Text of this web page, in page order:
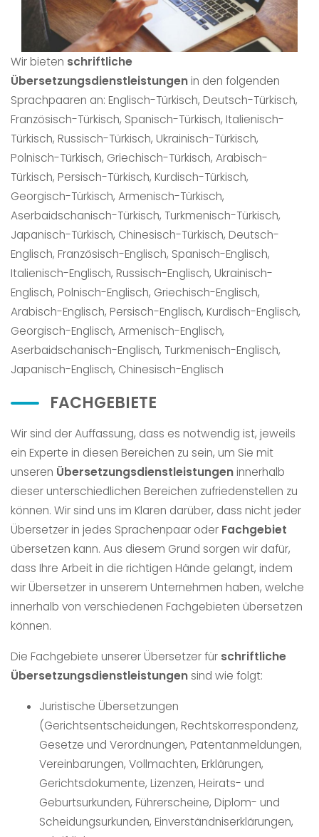
Wir bieten schriftliche
Übersetzungsdienstleistungen in den folgenden
Sprachpaaren an: Englisch-Türkisch, Deutsch-Türkisch,
Französisch-Türkisch, Spanisch-Türkisch, Italienisch-
Türkisch, Russisch-Türkisch, Ukrainisch-Türkisch,
Polnisch-Türkisch, Griechisch-Türkisch, Arabisch-
Türkisch, Persisch-Türkisch, Kurdisch-Türkisch,
Georgisch-Türkisch, Armenisch-Türkisch,
Aserbaidschanisch-Türkisch, Turkmenisch-Türkisch,
Japanisch-Türkisch, Chinesisch-Türkisch, Deutsch-
Englisch, Französisch-Englisch, Spanisch-Englisch,
Italienisch-Englisch, Russisch-Englisch, Ukrainisch-
Englisch, Polnisch-Englisch, Griechisch-Englisch,
Arabisch-Englisch, Persisch-Englisch, Kurdisch-Englisch,
Georgisch-Englisch, Armenisch-Englisch,
Aserbaidschanisch-Englisch, Turkmenisch-Englisch,
Japanisch-Englisch, Chinesisch-Englisch​
FACHGEBIETE
Wir sind der Auffassung, dass es notwendig ist, jeweils
ein Experte in diesen Bereichen zu sein, um Sie mit
unseren Übersetzungsdienstleistungen innerhalb
dieser unterschiedlichen Bereichen zufriedenstellen zu
können. Wir sind uns im Klaren darüber, dass nicht jeder
Übersetzer in jedes Sprachenpaar oder Fachgebiet
übersetzen kann. Aus diesem Grund sorgen wir dafür,
dass Ihre Arbeit in die richtigen Hände gelangt, indem
wir Übersetzer in unserem Unternehmen haben, welche
innerhalb von verschiedenen Fachgebieten übersetzen
können.
Die Fachgebiete unserer Übersetzer für schriftliche
Übersetzungsdienstleistungensind wie folgt:
Juristische Übersetzungen
(Gerichtsentscheidungen, Rechtskorrespondenz,
Gesetze und Verordnungen, Patentanmeldungen,
Vereinbarungen, Vollmachten, Erklärungen,
Gerichtsdokumente, Lizenzen, Heirats- und
Geburtsurkunden, Führerscheine, Diplom- und
Scheidungsurkunden, Einverständniserklärungen,